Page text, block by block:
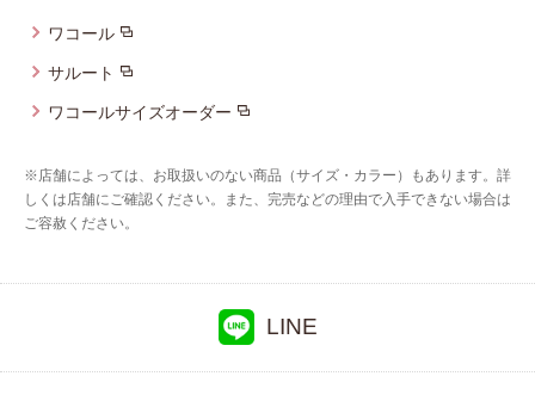
ワコールウェブストア
公式アプリ
ニュース＆トピックス
ワコール
サルート
ワコールサイズオーダー
※店舗によっては、お取扱いのない商品（サイズ・カラー）もあります。詳
しくは店舗にご確認ください。また、完売などの理由で入手できない場合は
ご容赦ください。
LINE